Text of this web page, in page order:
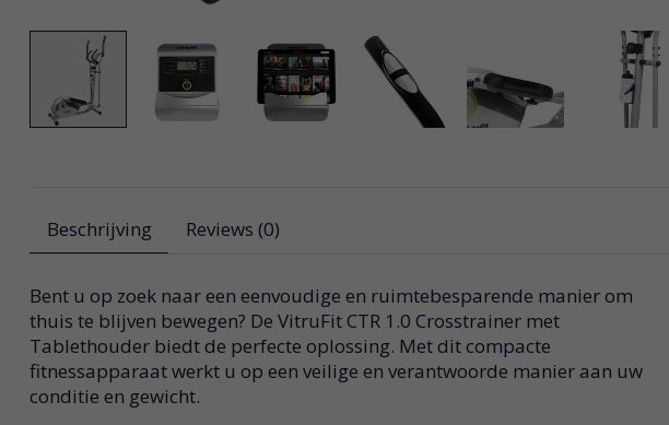
Beschrijving Reviews (0)
Bent u op zoek naar een eenvoudige en ruimtebesparende manier om
thuis te blijven bewegen? De VitruFit CTR 1.0 Crosstrainer met
Tablethouder biedt de perfecte oplossing. Met dit compacte
fitnessapparaat werkt u op een veilige en verantwoorde manier aan uw
conditie en gewicht.